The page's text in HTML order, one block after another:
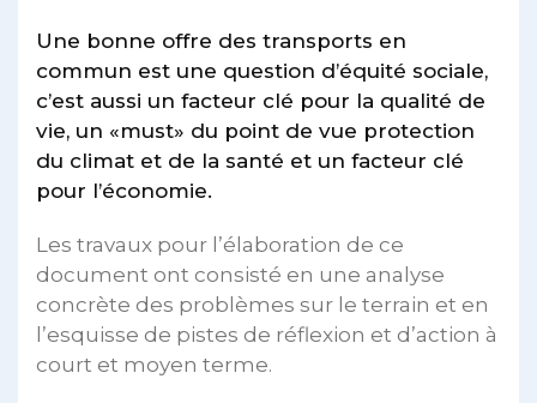
Une bonne offre des transports en
commun est une question d’équité sociale,
c’est aussi un facteur clé pour la qualité de
vie, un «must» du point de vue protection
du climat et de la santé et un facteur clé
pour l’économie.
Les travaux pour l’élaboration de ce
document ont consisté en une analyse
concrète des problèmes sur le terrain et en
l’esquisse de pistes de réflexion et d’action à
court et moyen terme.